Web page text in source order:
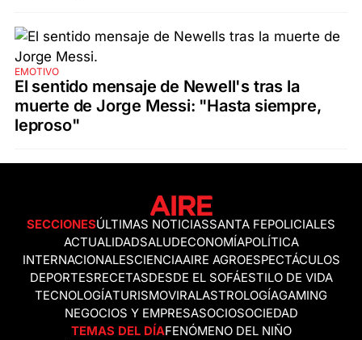
EMOTIVO
El sentido mensaje de Newell's tras la
muerte de Jorge Messi: "Hasta siempre,
leproso"
SECCIONESÚLTIMAS NOTICIASSANTA FEPOLICIALES
ACTUALIDADSALUDECONOMÍAPOLÍTICA
INTERNACIONALESCIENCIAAIRE AGROESPECTÁCULOS
DEPORTESRECETASDESDE EL SOFÁESTILO DE VIDA
TECNOLOGÍATURISMOVIRALASTROLOGÍAGAMING
NEGOCIOS Y EMPRESASOCIOSOCIEDAD
TEMAS DEL DÍAFENÓMENO DEL NIÑO